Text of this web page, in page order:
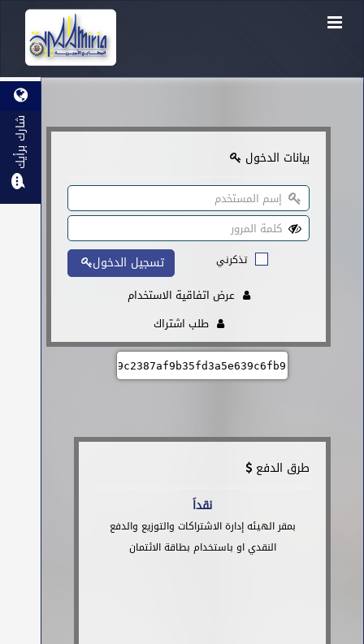
شارك برأيك بيانات الدخول
تسجيل الدخول تذكرني
عرض اتفاقية الاستخدام
طلب اشتراك
طرق الدفع
نقداَ
بمقر الهيئه إدارة الاشتراكات والتوزيع والدفع
النقدي او باستخدام بطاقة الائتمان